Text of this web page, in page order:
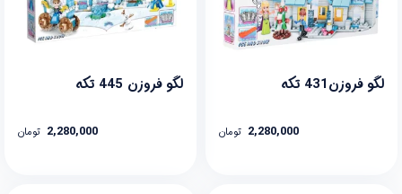
لگو فروزن431 تکه
2,280,000 تومان
لگو فروزن 445 تکه
2,280,000 تومان